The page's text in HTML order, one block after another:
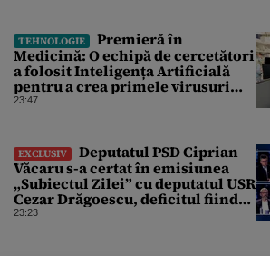
TEHNOLOGIE
Premieră în
Medicină: O echipă de cercetători
a folosit Inteligența Artificială
pentru a crea primele virusuri
sintetice la tratarea de E.coli
23:47
EXCLUSIV
Deputatul PSD Ciprian
Văcaru s-a certat în emisiunea
„Subiectul Zilei” cu deputatul USR
Cezar Drăgoescu, deficitul fiind
motivul scandalului
23:23